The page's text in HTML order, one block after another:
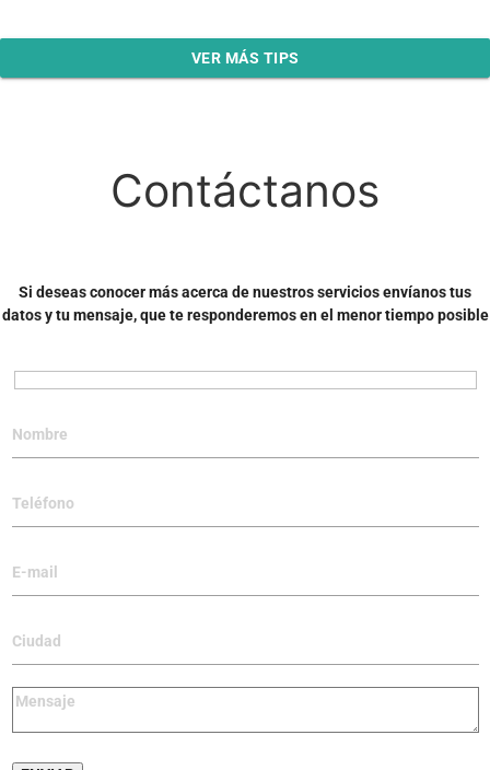
VER MÁS TIPS
Contáctanos
Si deseas conocer más acerca de nuestros servicios envíanos tus
datos y tu mensaje, que te responderemos en el menor tiempo posible